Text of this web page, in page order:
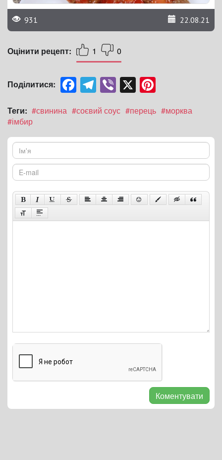
931 22.08.21
Оцінити рецепт: 1 0
Поділитися: FacebookTelegramViber X
Теги: #свинина #соєвий соус #перець #морква
#імбир
Коментувати